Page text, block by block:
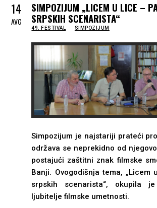
14
AVG
SIMPOZIJUM „LICEM U LICE –
SRPSKIH SCENARISTA“
IN
49. FESTIVAL SIMPOZIJUM
Simpozijum je najstariji prateći
održava se neprekidno od
postajući zaštitni znak filmske
Banji. Ovogodišnja tema, „Licem
srpskih scenarista“, okupila
ljubitelje filmske umetnosti.